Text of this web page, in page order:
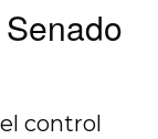
control